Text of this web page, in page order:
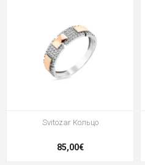
Svitozar Кольцо
85,00€